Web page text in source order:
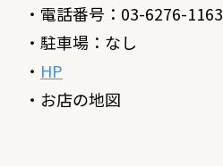
・電話番号：03-6276-1163
・駐車場：なし
・ HP
・お店の地図